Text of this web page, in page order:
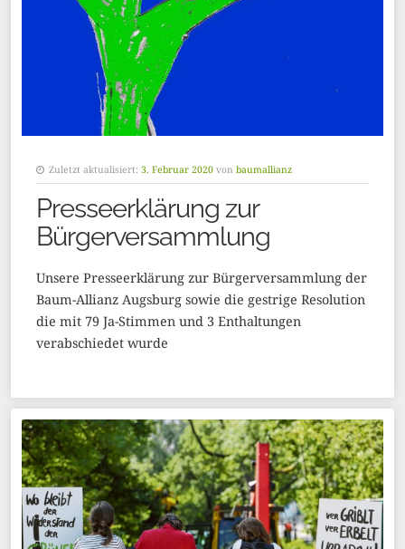
Zuletzt aktualisiert: 3. Februar 2020 von baumallianz
Presseerklärung zur
Bürgerversammlung
Unsere Presseerklärung zur Bürgerversammlung der
Baum-Allianz Augsburg sowie die gestrige Resolution
die mit 79 Ja-Stimmen und 3 Enthaltungen
verabschiedet wurde